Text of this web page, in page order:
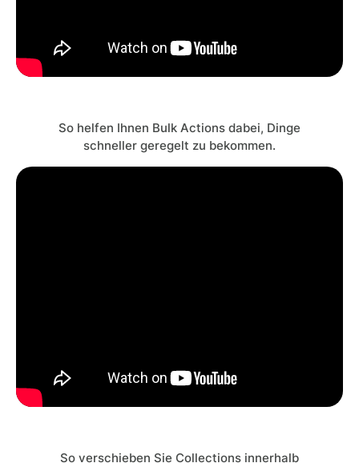
So helfen Ihnen Bulk Actions dabei, Dinge
schneller geregelt zu bekommen.
So verschieben Sie Collections innerhalb